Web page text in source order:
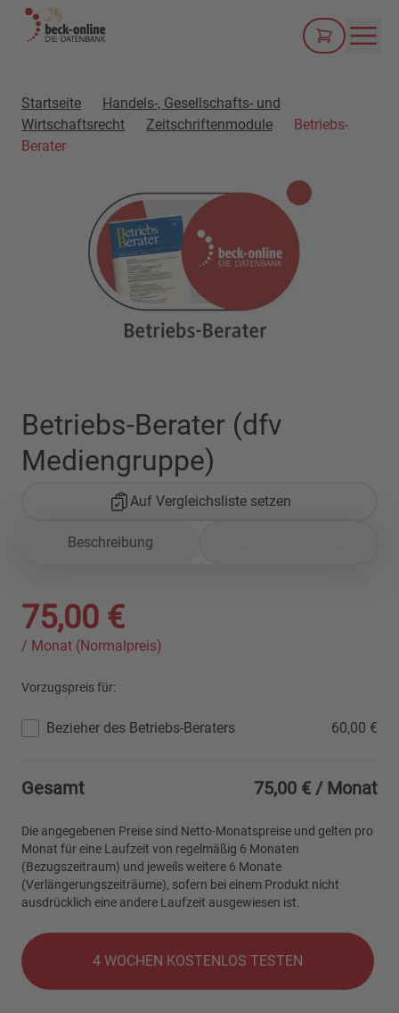
Startseite
Handels-, Gesellschafts- und
Wirtschaftsrecht
Zeitschriftenmodule
Betriebs-
Berater
Betriebs-Berater (dfv
Mediengruppe)
Auf Vergleichsliste setzen
Beschreibung
75,00 €
/ Monat (Normalpreis)
Vorzugspreis für:
Bezieher des Betriebs-Beraters 60,00 €
Gesamt 75,00 € / Monat
Die angegebenen Preise sind Netto-Monatspreise und gelten pro
Monat für eine Laufzeit von regelmäßig 6 Monaten
(Bezugszeitraum) und jeweils weitere 6 Monate
(Verlängerungszeiträume), sofern bei einem Produkt nicht
ausdrücklich eine andere Laufzeit ausgewiesen ist.
4 WOCHEN KOSTENLOS TESTEN